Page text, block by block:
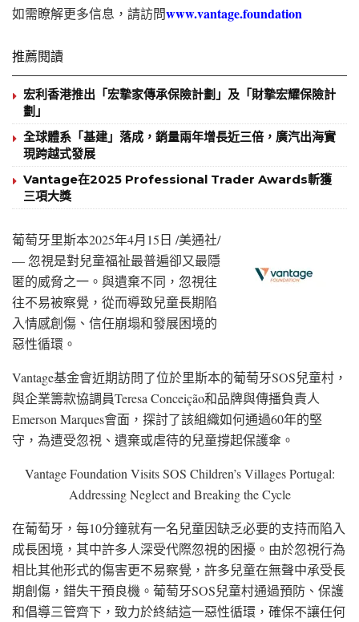
如需瞭解更多信息，請訪問www.vantage.foundation
推薦閱讀
宏利香港推出「宏摯家傳承保險計劃」及「財摯宏耀保險計
劃」
全球體系「基建」落成，銷量兩年增長近三倍，廣汽出海實
現跨越式發展
Vantage在2025 Professional Trader Awards斬獲
三項大獎
葡萄牙里斯本2025年4月15日 /美通社/
— 忽視是對兒童福祉最普遍卻又最隱
匿的威脅之一。與遺棄不同，忽視往
往不易被察覺，從而導致兒童長期陷
入情感創傷、信任崩塌和發展困境的
惡性循環。
Vantage基金會近期訪問了位於里斯本的葡萄牙SOS兒童村，
與企業籌款協調員Teresa Conceição和品牌與傳播負責人
Emerson Marques會面，探討了該組織如何通過60年的堅
守，為遭受忽視、遺棄或虐待的兒童撐起保護傘。
Vantage Foundation Visits SOS Children’s Villages Portugal:
Addressing Neglect and Breaking the Cycle
在葡萄牙，每10分鐘就有一名兒童因缺乏必要的支持而陷入
成長困境，其中許多人深受代際忽視的困擾。由於忽視行為
相比其他形式的傷害更不易察覺，許多兒童在無聲中承受長
期創傷，錯失干預良機。葡萄牙SOS兒童村通過預防、保護
和倡導三管齊下，致力於終結這一惡性循環，確保不讓任何